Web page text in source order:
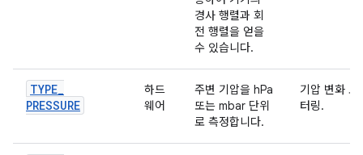
경사 행렬과 회
전 행렬을 얻을
수 있습니다.
TYPE_
PRESSURE
하드
웨어
주변 기압을 hPa
또는 mbar 단위
로 측정합니다.
기압 변화 모
터링.